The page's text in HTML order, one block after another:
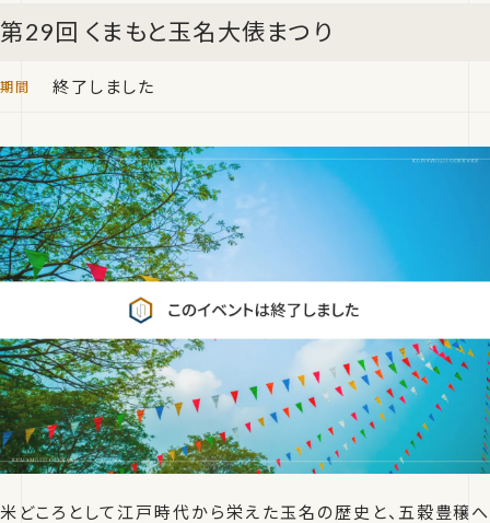
第29回 くまもと玉名大俵まつり
終了しました
米どころとして江戸時代から栄えた玉名の歴史と、五穀豊穣へ